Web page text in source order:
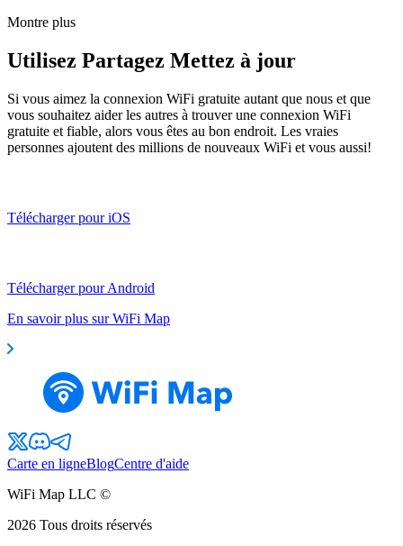
Montre plus
Utilisez Partagez Mettez à jour
Si vous aimez la connexion WiFi gratuite autant que nous et que
vous souhaitez aider les autres à trouver une connexion WiFi
gratuite et fiable, alors vous êtes au bon endroit. Les vraies
personnes ajoutent des millions de nouveaux WiFi et vous aussi!
Télécharger pour iOS
Télécharger pour Android
En savoir plus sur WiFi Map
Carte en ligneBlogCentre d'aide
WiFi Map LLC ©
2026 Tous droits réservés